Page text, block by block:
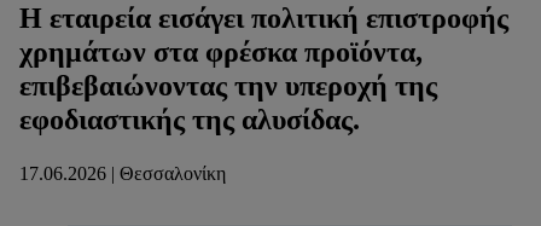
Η εταιρεία εισάγει πολιτική επιστροφής
χρημάτων στα φρέσκα προϊόντα,
επιβεβαιώνοντας την υπεροχή της
εφοδιαστικής της αλυσίδας.
17.06.2026 | Θεσσαλονίκη